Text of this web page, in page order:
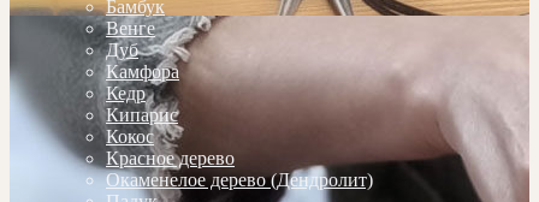
Бамбук
Венге
Дуб
Камфора
Кедр
Кипарис
Кокос
Красное дерево
Окаменелое дерево (Дендролит)